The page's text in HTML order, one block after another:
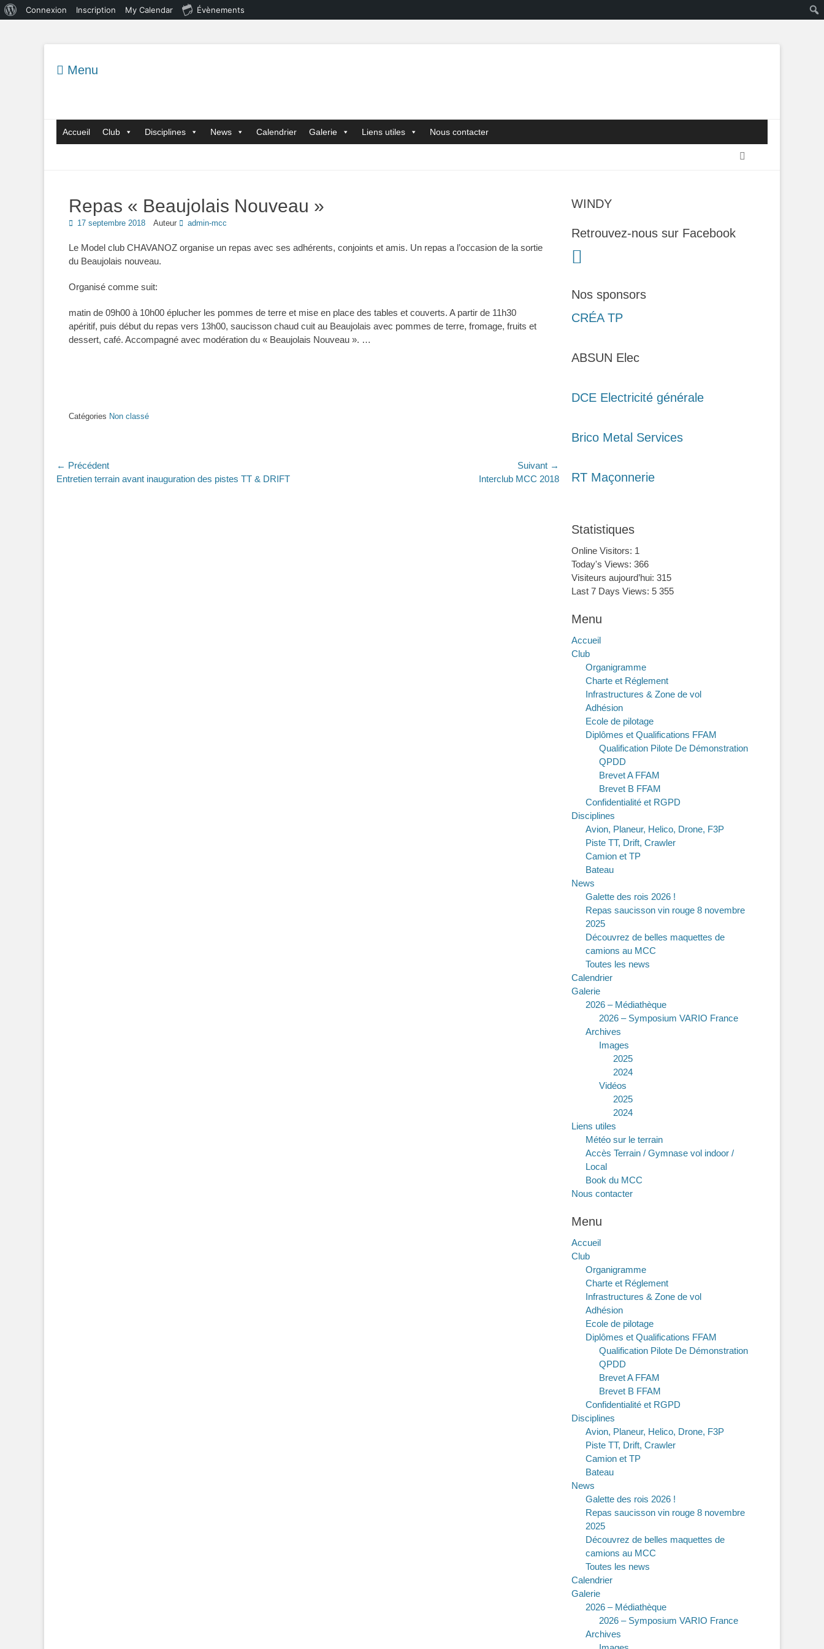
WordPress
Connexion Inscription My Calendar Évènements
Menu
Menu principal
Accueil Club Disciplines News Calendrier Galerie Liens utiles Nous contacter
Repas « Beaujolais Nouveau »
Posted
17 septembre 2018 Auteur admin-mcc
Le Model club CHAVANOZ organise un repas avec ses adhérents, conjoints et amis. Un repas a l’occasion de la sortie
du Beaujolais nouveau.
Organisé comme suit:
matin de 09h00 à 10h00 éplucher les pommes de terre et mise en place des tables et couverts. A partir de 11h30
apéritif, puis début du repas vers 13h00, saucisson chaud cuit au Beaujolais avec pommes de terre, fromage, fruits et
dessert, café. Accompagné avec modération du « Beaujolais Nouveau ». …
Catégories Non classé
Navigation
de
← Précédent
Article
Entretien terrain avant inauguration des pistes TT & DRIFT
Suivant →
Interclub MCC 2018
WINDY
Retrouvez-nous sur Facebook
Nos sponsors
CRÉA TP
ABSUN Elec
DCE Electricité générale
Brico Metal Services
RT Maçonnerie
Statistiques
Online Visitors: 1
Today's Views: 366
Visiteurs aujourd’hui: 315
Last 7 Days Views: 5 355
Menu
Accueil
Club
Organigramme
Charte et Réglement
Infrastructures & Zone de vol
Adhésion
Ecole de pilotage
Diplômes et Qualifications FFAM
Qualification Pilote De Démonstration
QPDD
Brevet A FFAM
Brevet B FFAM
Confidentialité et RGPD
Disciplines
Avion, Planeur, Helico, Drone, F3P
Piste TT, Drift, Crawler
Camion et TP
Bateau
News
Galette des rois 2026 !
Repas saucisson vin rouge 8 novembre
2025
Découvrez de belles maquettes de
camions au MCC
Toutes les news
Calendrier
Galerie
2026 – Médiathèque
2026 – Symposium VARIO France
Archives
Images
2025
2024
Vidéos
2025
2024
Liens utiles
Météo sur le terrain
Accès Terrain / Gymnase vol indoor /
Local
Book du MCC
Nous contacter
Menu
Accueil
Club
Organigramme
Charte et Réglement
Infrastructures & Zone de vol
Adhésion
Ecole de pilotage
Diplômes et Qualifications FFAM
Qualification Pilote De Démonstration
QPDD
Brevet A FFAM
Brevet B FFAM
Confidentialité et RGPD
Disciplines
Avion, Planeur, Helico, Drone, F3P
Piste TT, Drift, Crawler
Camion et TP
Bateau
News
Galette des rois 2026 !
Repas saucisson vin rouge 8 novembre
2025
Découvrez de belles maquettes de
camions au MCC
Toutes les news
Calendrier
Galerie
2026 – Médiathèque
2026 – Symposium VARIO France
Archives